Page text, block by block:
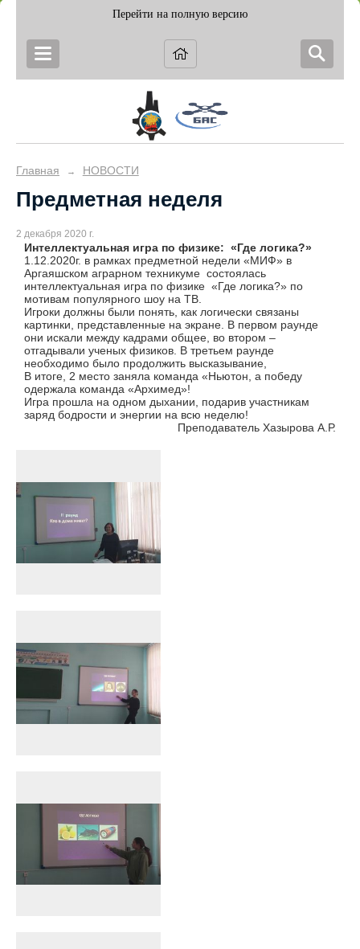
Перейти на полную версию
Главная → НОВОСТИ
Предметная неделя
2 декабря 2020 г.
Интеллектуальная игра по физике: «Где логика?»
1.12.2020г. в рамках предметной недели «МИФ» в
Аргаяшском аграрном техникуме состоялась
интеллектуальная игра по физике «Где логика?» по
мотивам популярного шоу на ТВ.
Игроки должны были понять, как логически связаны
картинки, представленные на экране. В первом раунде
они искали между кадрами общее, во втором –
отгадывали ученых физиков. В третьем раунде
необходимо было продолжить высказывание,
В итоге, 2 место заняла команда «Ньютон, а победу
одержала команда «Архимед»!
Игра прошла на одном дыхании, подарив участникам
заряд бодрости и энергии на всю неделю!
Преподаватель Хазырова А.Р.